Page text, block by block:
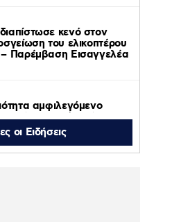
κενό στον
του ελικοπτέρου
Παρέμβαση Εισαγγελέα
αμφιλεγόμενο
Χαμενεΐ μετά τη
εν μέσω φημών
στη ζωή
οι Ειδήσεις